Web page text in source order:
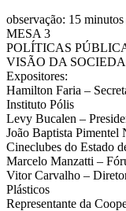
observação: 15
MESA 3
POLÍTICAS
VISÃO DA
Expositores:
Hamilton Faria –
Instituto Pólis
Levy Bucalen –
João Baptista Pimentel
Cineclubes do Estado
Marcelo Manzatti –
Vitor Carvalho –
Plásticos
Representante da